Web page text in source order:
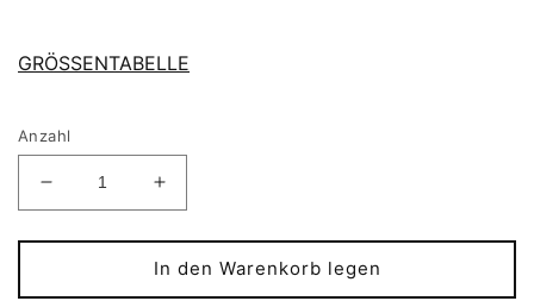
GRÖSSENTABELLE
Anzahl
Verringere
die
Menge
LUCY-
Erhöhe
die
Menge
für
LUCY-
In den Warenkorb legen